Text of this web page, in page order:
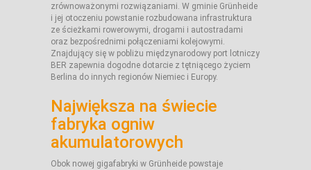
zrównoważonymi rozwiązaniami. W gminie Grünheide
i jej otoczeniu powstanie rozbudowana infrastruktura
ze ścieżkami rowerowymi, drogami i autostradami
oraz bezpośrednimi połączeniami kolejowymi.
Znajdujący się w pobliżu międzynarodowy port lotniczy
BER zapewnia dogodne dotarcie z tętniącego życiem
Berlina do innych regionów Niemiec i Europy.
Największa na świecie
fabryka ogniw
akumulatorowych
Obok nowej gigafabryki w Grünheide powstaje